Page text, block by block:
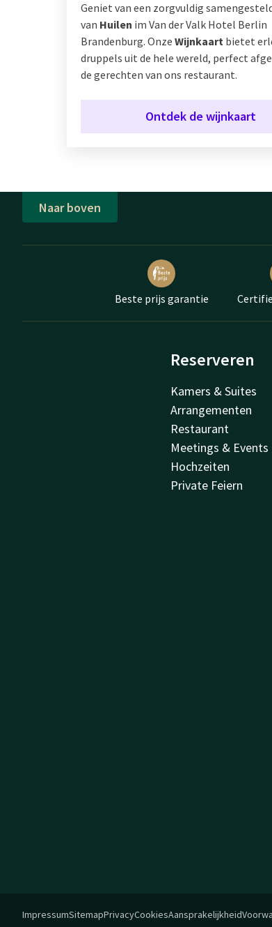
Geniet van een zorgvuldig
van Huilen im Van der Valk Hotel Berlin
Brandenburg. Onze Wijnkaart bietet
druppels uit de hele wereld, perfect
de gerechten van ons restaurant.
Ontdek de wijnkaart
Naar boven
Beste prijs garantie
Reserveren
Kamers & Suites
Arrangementen
Restaurant
Meetings & Events
Hochzeiten
Private Feiern
ImpressumSitemapPrivacyCookiesAansprakelijkheid